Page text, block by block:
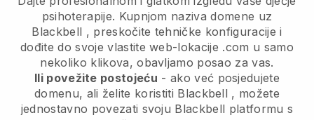
psihoterapije. Kupnjom naziva domene uz
Blackbell , preskočite tehničke konfiguracije i
dođite do svoje vlastite web-lokacije .com u samo
nekoliko klikova, obavljamo posao za vas.
Ili povežite postojeću - ako već posjedujete
domenu, ali želite koristiti Blackbell , možete
jednostavno povezati svoju Blackbell platformu s